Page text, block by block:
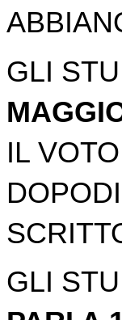
GLI
IL
GLI